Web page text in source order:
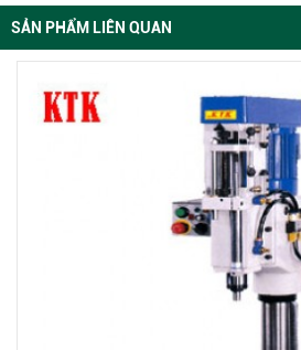
SẢN PHẨM LIÊN QUAN